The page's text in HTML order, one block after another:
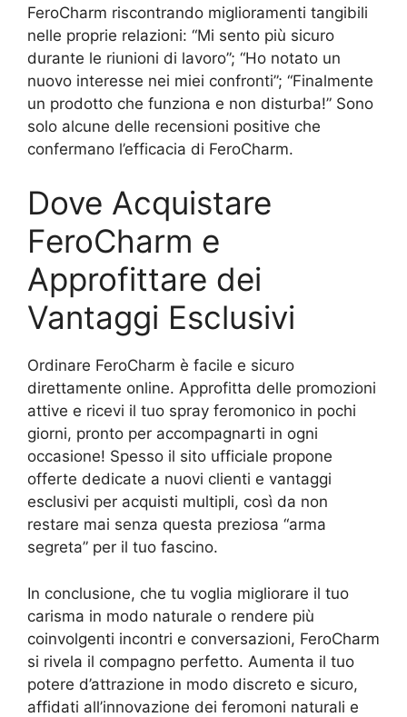
FeroCharm riscontrando miglioramenti tangibili
nelle proprie relazioni: “Mi sento più sicuro
durante le riunioni di lavoro”; “Ho notato un
nuovo interesse nei miei confronti”; “Finalmente
un prodotto che funziona e non disturba!” Sono
solo alcune delle recensioni positive che
confermano l’efficacia di FeroCharm.
Dove Acquistare
FeroCharm e
Approfittare dei
Vantaggi Esclusivi
Ordinare FeroCharm è facile e sicuro
direttamente online. Approfitta delle promozioni
attive e ricevi il tuo spray feromonico in pochi
giorni, pronto per accompagnarti in ogni
occasione! Spesso il sito ufficiale propone
offerte dedicate a nuovi clienti e vantaggi
esclusivi per acquisti multipli, così da non
restare mai senza questa preziosa “arma
segreta” per il tuo fascino.
In conclusione, che tu voglia migliorare il tuo
carisma in modo naturale o rendere più
coinvolgenti incontri e conversazioni, FeroCharm
si rivela il compagno perfetto. Aumenta il tuo
potere d’attrazione in modo discreto e sicuro,
affidati all’innovazione dei feromoni naturali e